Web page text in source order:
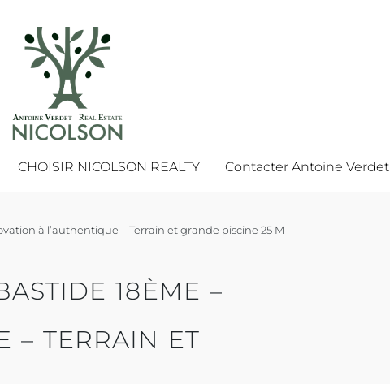
CHOISIR NICOLSON REALTY Contacter Antoine Verdet
à l’authentique – Terrain et grande piscine 25 M
18ÈME –
– TERRAIN ET